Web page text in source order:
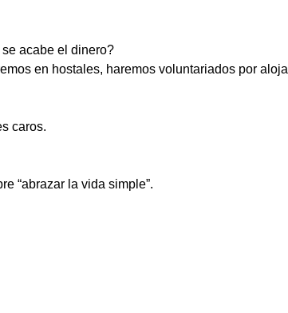
acabe el dinero?
en hostales, haremos voluntariados por
caros.
“abrazar la vida simple”.